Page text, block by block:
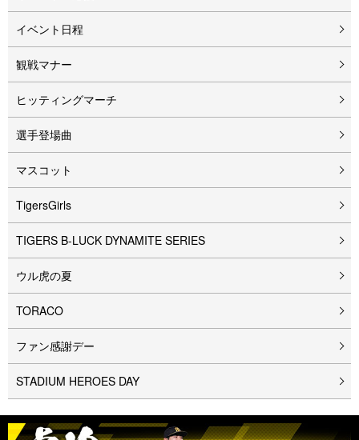
イベント⽇程
観戦マナー
ヒッティングマーチ
選手登場曲
マスコット
TigersGirls
TIGERS B-LUCK DYNAMITE SERIES
ウル⻁の夏
TORACO
ファン感謝デー
STADIUM HEROES DAY